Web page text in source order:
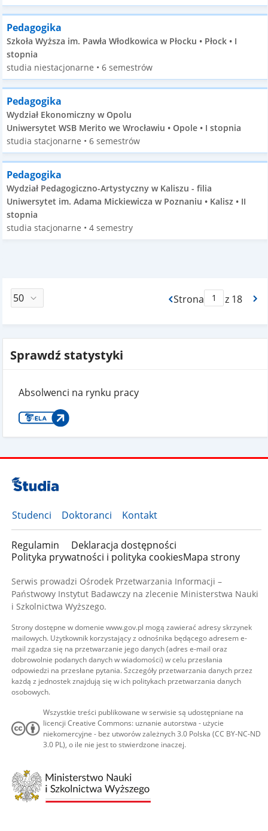
Pedagogika
Szkoła Wyższa im. Pawła Włodkowica w Płocku • Płock • I
stopnia
studia niestacjonarne • 6 semestrów
Pedagogika
Wydział Ekonomiczny w Opolu
Uniwersytet WSB Merito we Wrocławiu • Opole • I stopnia
studia stacjonarne • 6 semestrów
Pedagogika
Wydział Pedagogiczno-Artystyczny w Kaliszu - filia
Uniwersytet im. Adama Mickiewicza w Poznaniu • Kalisz • II
stopnia
studia stacjonarne • 4 semestry
Strona
Max Stronaz 18
Sprawdź statystyki
Absolwenci na rynku pracy
Studenci Doktoranci Kontakt
Regulamin
Deklaracja dostępności
Polityka prywatności i polityka cookiesMapa strony
Serwis prowadzi Ośrodek Przetwarzania Informacji –
Państwowy Instytut Badawczy na zlecenie Ministerstwa Nauki
i Szkolnictwa Wyższego.
Strony dostępne w domenie www.gov.pl mogą zawierać adresy skrzynek
mailowych. Użytkownik korzystający z odnośnika będącego adresem e-
mail zgadza się na przetwarzanie jego danych (adres e-mail oraz
dobrowolnie podanych danych w wiadomości) w celu przesłania
odpowiedzi na przesłane pytania. Szczegóły przetwarzania danych przez
każdą z jednostek znajdują się w ich politykach przetwarzania danych
osobowych.
Wszystkie treści publikowane w serwisie są udostępniane na
licencji Creative Commons: uznanie autorstwa - użycie
niekomercyjne - bez utworów zależnych 3.0 Polska (CC BY-NC-ND
3.0 PL), o ile nie jest to stwierdzone inaczej.